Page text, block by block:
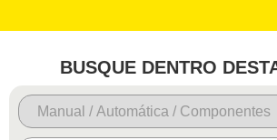
BUSQUE DENTRO